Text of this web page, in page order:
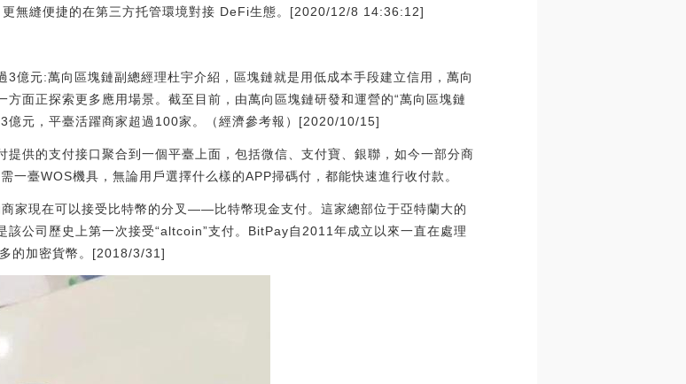
無縫便捷的在第三方托管環境對接 DeFi生態。[2020/12/8 14:36:12]
億元:萬向區塊鏈副總經理杜宇介紹，區塊鏈就是用低成本手段建立信用，萬向
面正探索更多應用場景。截至目前，由萬向區塊鏈研發和運營的“萬向區塊鏈
億元，平臺活躍商家超過100家。（經濟參考報）[2020/10/15]
供的支付接口聚合到一個平臺上面，包括微信、支付寶、銀聯，如今一部分商
一臺WOS機具，無論用戶選擇什么樣的APP掃碼付，都能快速進行收付款。
家現在可以接受比特幣的分叉——比特幣現金支付。這家總部位于亞特蘭大的
該公司歷史上第一次接受“altcoin”支付。BitPay自2011年成立以來一直在處理
的加密貨幣。[2018/3/31]